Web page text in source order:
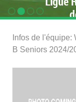
Infos de
B Seniors 2024/